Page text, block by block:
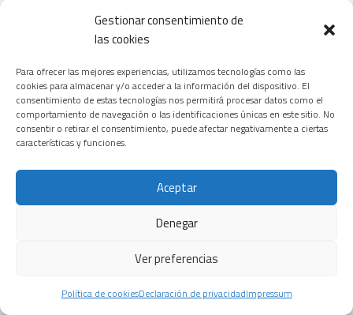
Gestionar consentimiento de
las cookies
Para ofrecer las mejores experiencias, utilizamos tecnologías como las
cookies para almacenar y/o acceder a la información del dispositivo. El
consentimiento de estas tecnologías nos permitirá procesar datos como el
comportamiento de navegación o las identificaciones únicas en este sitio. No
consentir o retirar el consentimiento, puede afectar negativamente a ciertas
características y funciones.
Aceptar
Denegar
Ver preferencias
Política de cookiesDeclaración de privacidadImpressum